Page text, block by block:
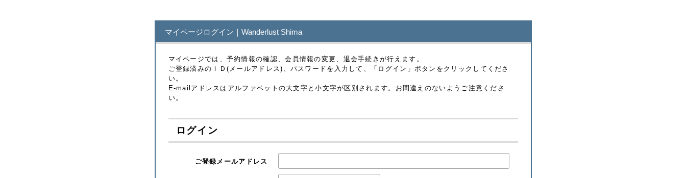
マイページログイン｜Wanderlust Shima
マイページでは、予約情報の確認、会員情報の変更、退会手続きが行えます。
ご登録済みのＩＤ(メールアドレス)、パスワードを入力して、「ログイン」ボタンをクリックしてくださ
い。
E-mailアドレスはアルファベットの大文字と小文字が区別されます。お間違えのないようご注意くださ
い。
ログイン
ご登録メールアドレス